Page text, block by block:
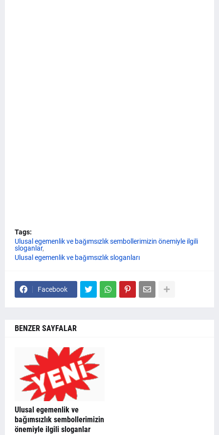
Tags:
Ulusal egemenlik ve bağımsızlık sembollerimizin önemiyle ilgili
sloganlar
Ulusal egemenlik ve bağımsızlık sloganları
Facebook
BENZER SAYFALAR
Ulusal egemenlik ve
bağımsızlık sembollerimizin
önemiyle ilgili sloganlar